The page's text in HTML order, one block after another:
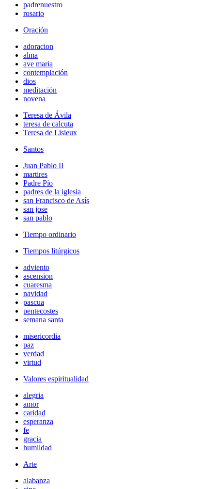
padrenuestro
rosario
Oración
adoracion
alma
ave maria
contemplación
dios
meditación
novena
Teresa de Ávila
teresa de calcuta
Teresa de Lisieux
Santos
Juan Pablo II
martires
Padre Pío
padres de la iglesia
san Francisco de Asís
san jose
san pablo
Tiempo ordinario
Tiempos litúrgicos
adviento
ascension
cuaresma
navidad
pascua
pentecostes
semana santa
misericordia
paz
verdad
virtud
Valores espiritualidad
alegria
amor
caridad
esperanza
fe
gracia
humildad
Arte
alabanza